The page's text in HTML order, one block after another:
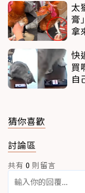
太
膏
拿
快
買
自
猜你喜歡
討論區
共有 0 則留言